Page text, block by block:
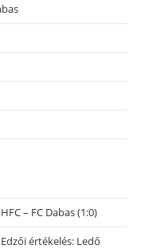
HFC – FC Dabas (1:0)
Edzői értékelés: Ledő